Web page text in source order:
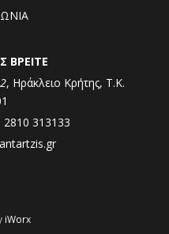
ΒΡΕΙΤΕ
, Ηράκλειο Κρήτης, Τ.Κ.
2810 313133
iWorx